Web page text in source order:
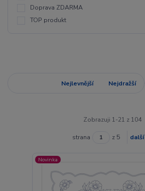
Doprava ZDARMA
TOP produkt
Nejlevnější Nejdražší
Zobrazuji 1-21 z 104
strana z 5 další
Novinka